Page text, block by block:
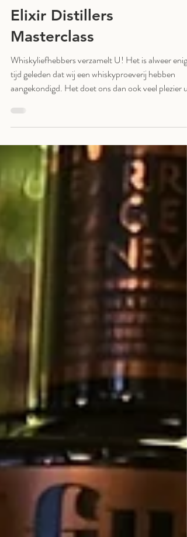
Michael Bruynse
Elixir Distillers
Masterclass
Whiskyliefhebbers verzamelt U! Het is alweer enige
tijd geleden dat wij een whiskyproeverij hebben
aangekondigd. Het doet ons dan ook veel plezier u
Op zondag 2 november om 18:00 presenteert
Mathieu Aliche van Elixir Distillers een bijzondere
proeverij dat meerdere merken omvat. Voor slechts
€42,- schenken wij u een zestal fantastische
whisky's uit met daarbij, zoals u van ons gewend
bent, ruim voldoende begeleidende hapjes o